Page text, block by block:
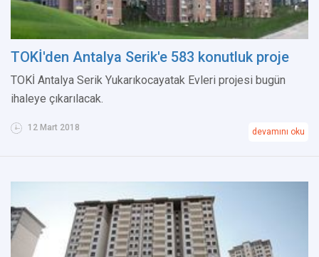
TOKİ'den Antalya Serik'e 583 konutluk proje
TOKİ Antalya Serik Yukarıkocayatak Evleri projesi bugün
ihaleye çıkarılacak.
12 Mart 2018 devamını oku